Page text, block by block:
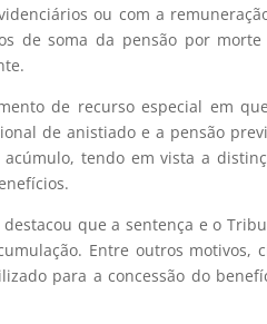
ou com a
de soma da pensão por
de recurso especial em
de anistiado e a pensão
tendo em vista a
que a sentença e o
Entre outros motivos,
para a concessão do